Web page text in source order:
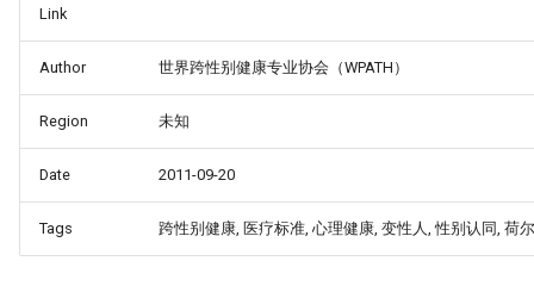
Link
Author 世界跨性别健康专业协会（WPATH）
Region 未知
Date 2011-09-20
Tags 跨性别健康, 医疗标准, 心理健康, 变性人, 性别认同, 荷